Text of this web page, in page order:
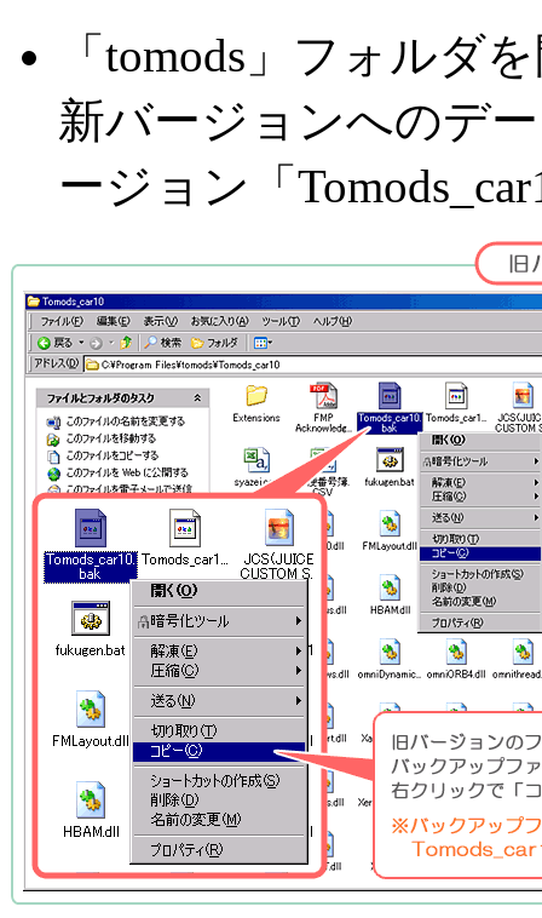
「tomods」フォルダ
新バージョンへのデ
ージョン「